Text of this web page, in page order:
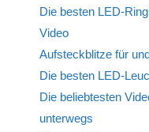
Die besten LED-
Video
Aufsteckblitze für
Die besten LED-
Die beliebtesten
unterwegs